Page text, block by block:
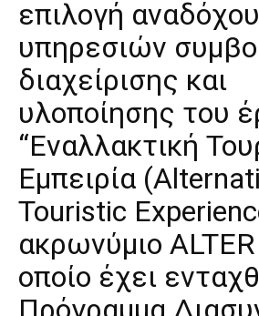
επιλογή
υπηρεσιών
διαχείρισης και
υλοποίησης του
“Εναλλακτική
Εμπειρία
Touristic
ακρωνύμιο
οποίο έχει